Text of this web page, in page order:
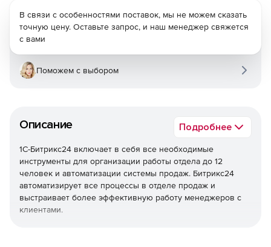
Описание Подробнее
1С-Битрикс24 включает в себя все необходимые
инструменты для организации работы отдела до 12
человек и автоматизации системы продаж. Битрикс24
автоматизирует все процессы в отделе продаж и
выстраивает более эффективную работу менеджеров с
клиентами.
В связи с особенностями поставок, мы не можем сказать
точную цену. Оставьте запрос, и наш менеджер свяжется
с вами
Поможем с выбором